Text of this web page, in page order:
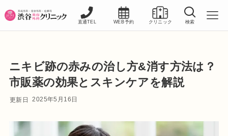
直通TEL WEB予約 クリニック 検索
ニキビ跡の赤みの治し方&消す方法は？
市販薬の効果とスキンケアを解説
2025年5月16日